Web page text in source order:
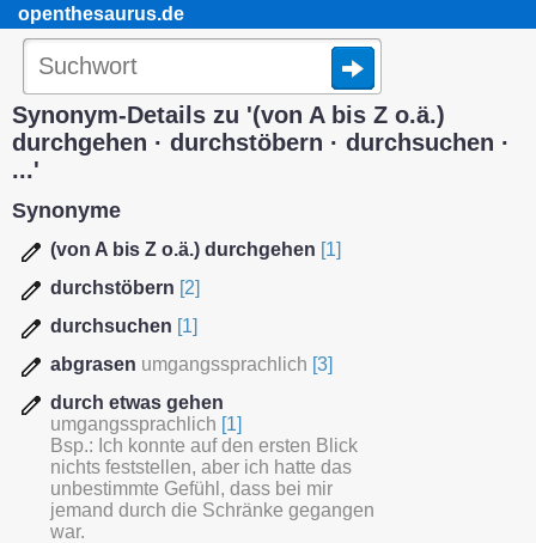
openthesaurus.de
Synonym-Details zu '(von A bis Z o.ä.)
durchgehen · durchstöbern · durchsuchen ·
...'
Synonyme
(von A bis Z o.ä.) durchgehen [1]
durchstöbern [2]
durchsuchen [1]
abgrasen umgangssprachlich [3]
durch etwas gehen
umgangssprachlich [1]
Bsp.: Ich konnte auf den ersten Blick
nichts feststellen, aber ich hatte das
unbestimmte Gefühl, dass bei mir
jemand durch die Schränke gegangen
war.